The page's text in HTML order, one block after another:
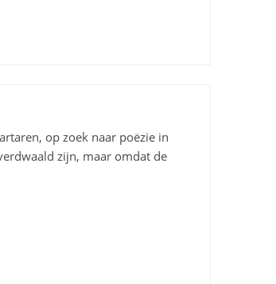
op zoek naar poëzie in
zijn, maar omdat de